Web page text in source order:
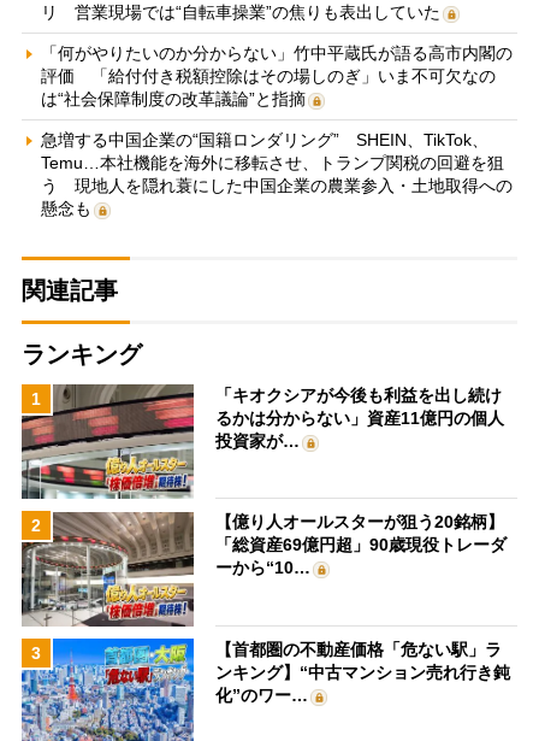
リ 営業現場では“自転車操業”の焦りも表出していた
「何がやりたいのか分からない」竹中平蔵氏が語る高市内閣の
評価 「給付付き税額控除はその場しのぎ」いま不可欠なの
は“社会保障制度の改革議論”と指摘
急増する中国企業の“国籍ロンダリング” SHEIN、TikTok、
Temu…本社機能を海外に移転させ、トランプ関税の回避を狙
う 現地人を隠れ蓑にした中国企業の農業参入・土地取得への
懸念も
関連記事
ランキング
1
「キオクシアが今後も利益を出し続け
るかは分からない」資産11億円の個人
投資家が…
2
【億り人オールスターが狙う20銘柄】
「総資産69億円超」90歳現役トレーダ
ーから“10…
3
【首都圏の不動産価格「危ない駅」ラ
ンキング】“中古マンション売れ行き鈍
化”のワー…